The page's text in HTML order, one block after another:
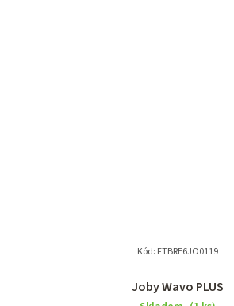
Joby Wavo PLUS
Kód: FTBRE6JO0119